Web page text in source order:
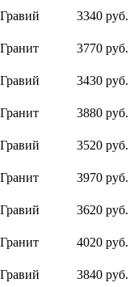
Гравий 3340 руб.
Гранит 3770 руб.
Гравий 3430 руб.
Гранит 3880 руб.
Гравий 3520 руб.
Гранит 3970 руб.
Гравий 3620 руб.
Гранит 4020 руб.
Гравий 3840 руб.